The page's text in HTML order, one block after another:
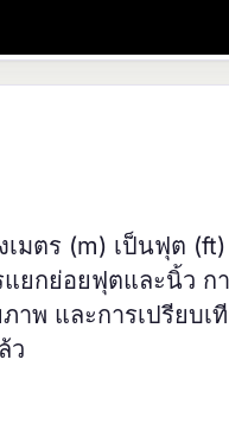
มตร (m) เป็นฟุต
ยกย่อยฟุตและนิ้ว ก
าพ และการเปรียบเ
ว